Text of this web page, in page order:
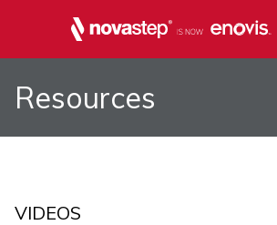
Resources
VIDEOS